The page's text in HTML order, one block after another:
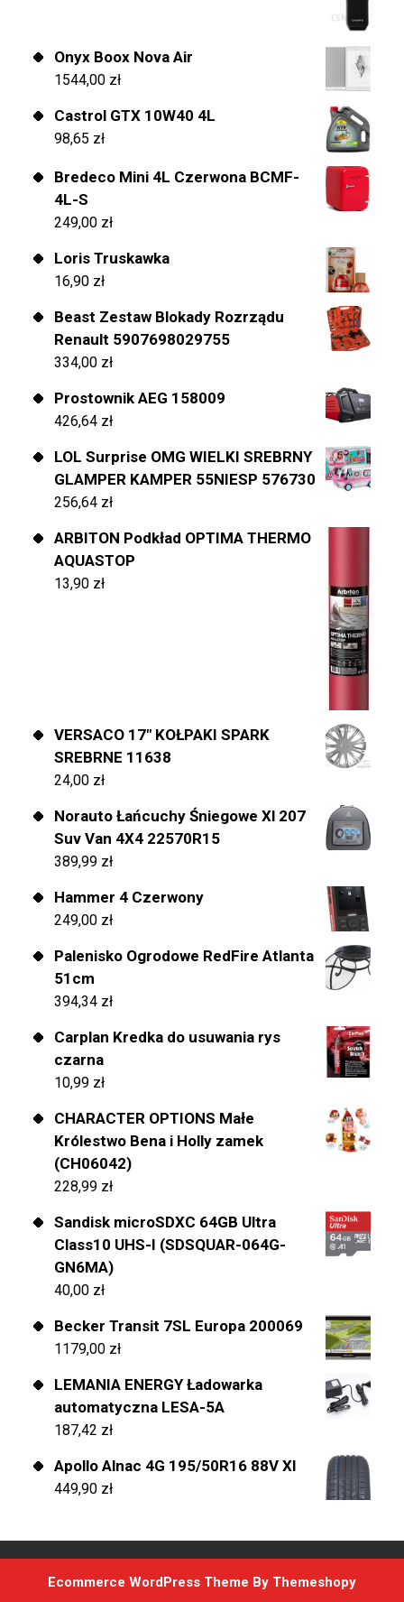
Onyx Boox Nova Air
1544,00 zł
Castrol GTX 10W40 4L
98,65 zł
Bredeco Mini 4L Czerwona BCMF-
4L-S
249,00 zł
Loris Truskawka
16,90 zł
Beast Zestaw Blokady Rozrządu
Renault 5907698029755
334,00 zł
Prostownik AEG 158009
426,64 zł
LOL Surprise OMG WIELKI SREBRNY
GLAMPER KAMPER 55NIESP 576730
256,64 zł
ARBITON Podkład OPTIMA THERMO
AQUASTOP
13,90 zł
VERSACO 17" KOŁPAKI SPARK
SREBRNE 11638
24,00 zł
Norauto Łańcuchy Śniegowe Xl 207
Suv Van 4X4 22570R15
389,99 zł
Hammer 4 Czerwony
249,00 zł
Palenisko Ogrodowe RedFire Atlanta
51cm
394,34 zł
Carplan Kredka do usuwania rys
czarna
10,99 zł
CHARACTER OPTIONS Małe
Królestwo Bena i Holly zamek
(CH06042)
228,99 zł
Sandisk microSDXC 64GB Ultra
Class10 UHS-I (SDSQUAR-064G-
GN6MA)
40,00 zł
Becker Transit 7SL Europa 200069
1179,00 zł
LEMANIA ENERGY Ładowarka
automatyczna LESA-5A
187,42 zł
Apollo Alnac 4G 195/50R16 88V Xl
449,90 zł
Ecommerce WordPress Theme By Themeshopy